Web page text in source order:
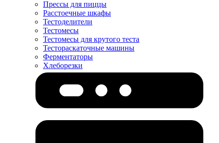
Прессы для пиццы
Расстоечные шкафы
Тестоделители
Тестомесы
Тестомесы для крутого теста
Тестораскаточные машины
Ферментаторы
Хлеборезки